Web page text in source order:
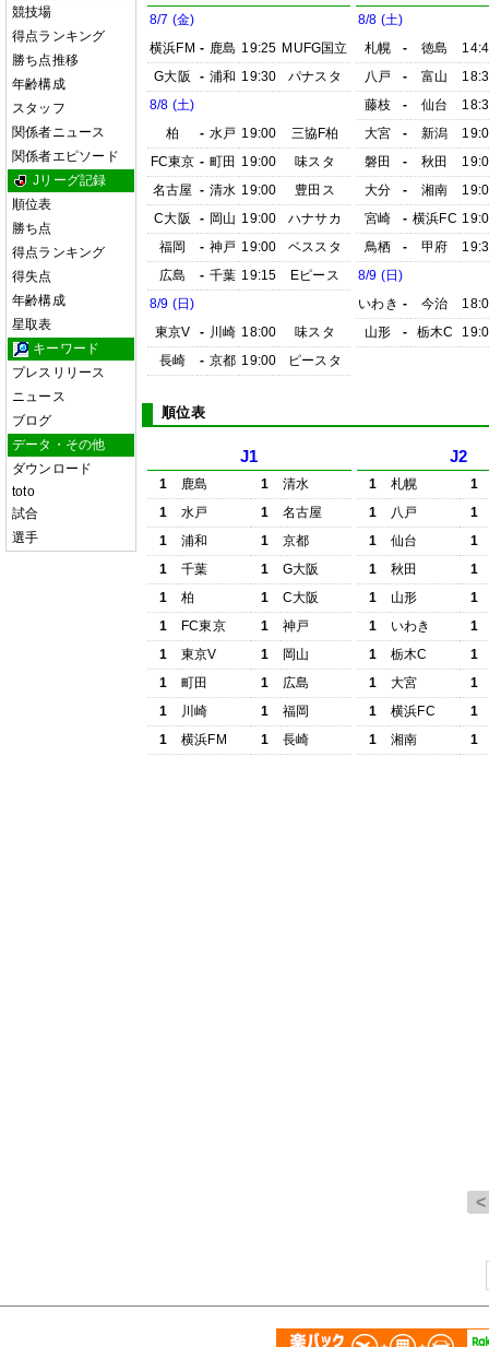
競技場
得点ランキング
勝ち点推移
年齢構成
スタッフ
関係者ニュース
関係者エピソード
Jリーグ記録
順位表
勝ち点
得点ランキング
得失点
年齢構成
星取表
キーワード
プレスリリース
ニュース
ブログ
データ・その他
ダウンロード
toto
試合
選手
8/7 (金)
横浜FM - 鹿島 19:25 MUFG国立
G大阪
- 浦和 19:30
パナスタ
8/8 (土)
柏
- 水戸 19:00
三協F柏
FC東京 - 町田 19:00
味スタ
名古屋 - 清水 19:00
豊田ス
C大阪
- 岡山 19:00
ハナサカ
福岡
- 神戸 19:00
ベススタ
広島
- 千葉 19:15
Eピース
8/9 (日)
東京V
- 川崎 18:00
味スタ
長崎
- 京都 19:00 ピースタ
8/8 (土)
札幌
- 徳島
八戸
- 富山
藤枝
- 仙台
大宮
- 新潟
磐田
- 秋田
大分
- 湘南
宮崎
- 横浜FC
鳥栖
- 甲府
8/9 (日)
いわき - 今治
山形
- 栃木C
順位表
J1
1 鹿島 1
清水
1
水戸 1
名古屋
1
浦和 1
京都
1
千葉 1
G大阪
1
柏 1
C大阪
1
FC東京 1
神戸
1
東京V 1
岡山
1
町田 1
広島
1
川崎 1
福岡
1
横浜FM 1 長崎
J2
1 札幌
1
1
八戸
1
1
仙台
1
1
秋田
1
1
山形
1
1
いわき
1
1
栃木C
1
1
大宮
1
1
横浜FC
1
1
湘南 1